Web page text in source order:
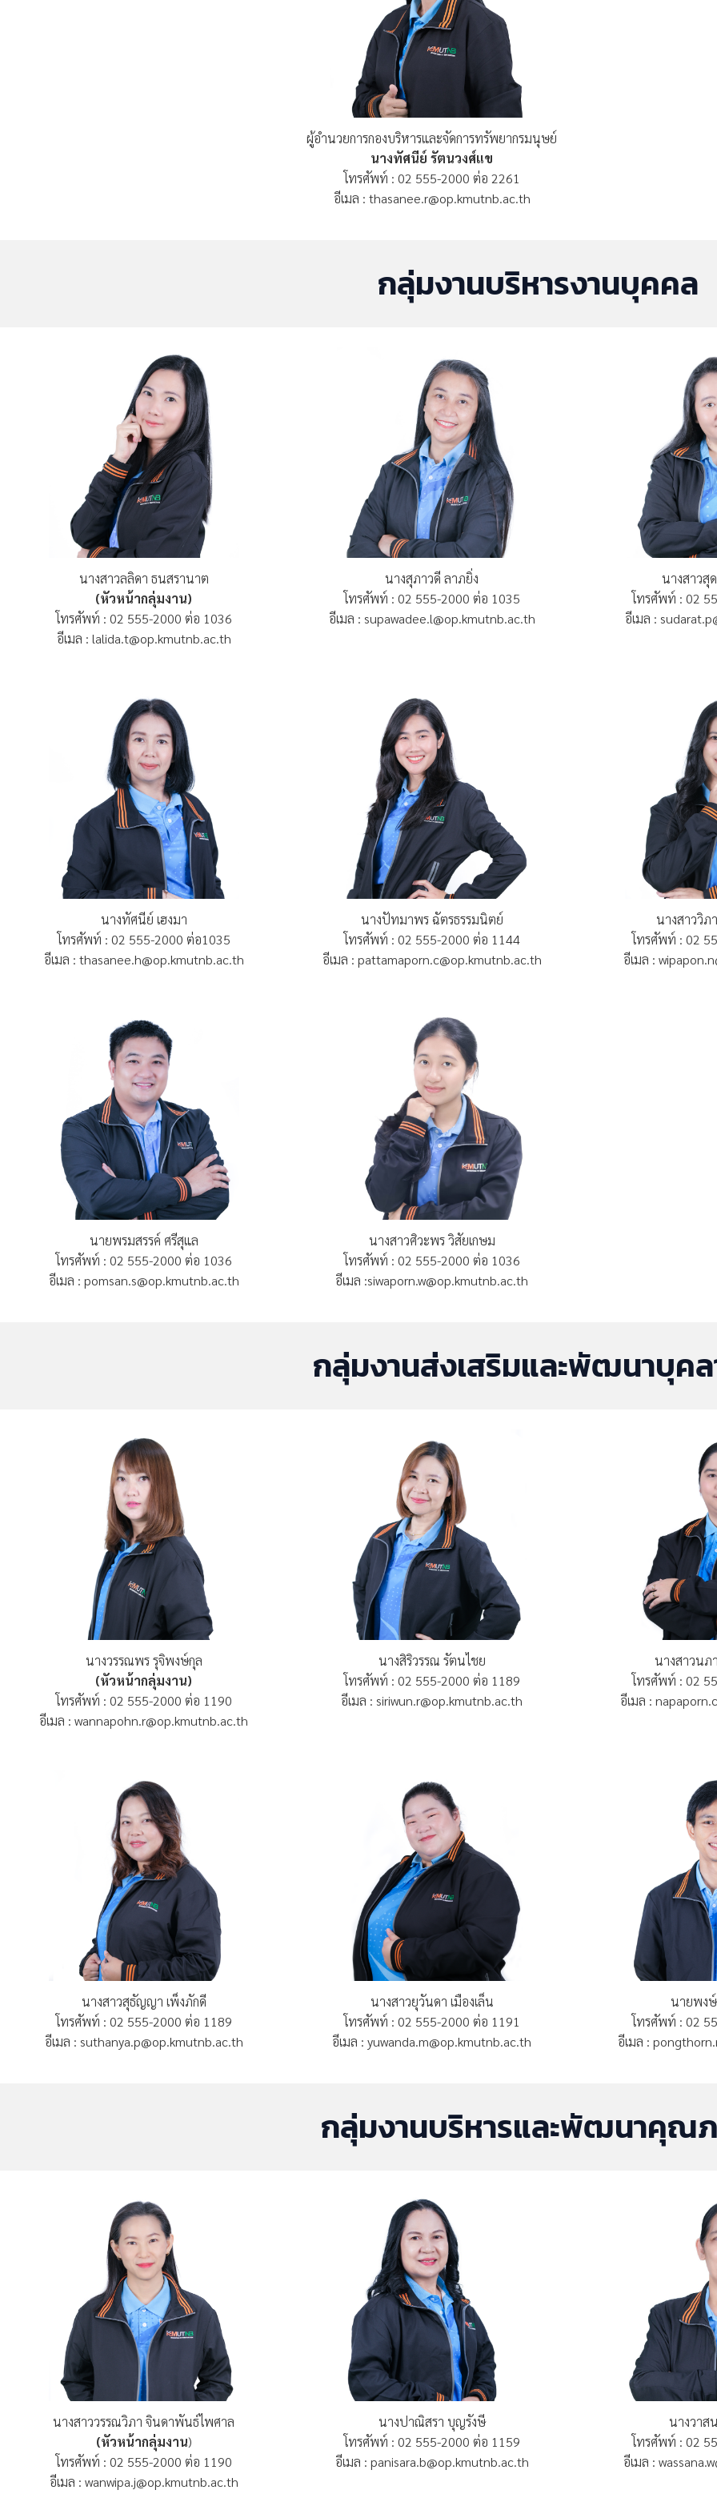
ผู้อำนวยการกองบริหารและจัดการทรัพยากรมนุษย์
นางทัศนีย์ รัตนวงศ์แข
โทรศัพท์ : 02 555-2000 ต่อ 2261
อีเมล : thasanee.r@op.kmutnb.ac.th
กลุ่มงานบริหารงานบุคคล
นางสาวลลิดา ธนสรานาต
(หัวหน้ากลุ่มงาน)
โทรศัพท์ : 02 555-2000 ต่อ 1036
อีเมล : lalida.t@op.kmutnb.ac.th
นางสุภาวดี ลาภยิ่ง
โทรศัพท์ : 02 555-2000 ต่อ 1035
อีเมล : supawadee.l@op.kmutnb.ac.th
นางสาวสุ
โทรศัพท์ : 02
อีเมล :
นางทัศนีย์ เฮงมา
โทรศัพท์ : 02 555-2000 ต่อ1035
อีเมล : thasanee.h@op.kmutnb.ac.th
นางปัทมาพร ฉัตรธรรมนิตย์
โทรศัพท์ : 02 555-2000 ต่อ 1144
อีเมล : pattamaporn.c@op.kmutnb.ac.th
นางสาววิ
โทรศัพท์ : 02
อีเมล :
นายพรมสรรค์ ศรีสุแล
โทรศัพท์ : 02 555-2000 ต่อ 1036
อีเมล : pomsan.s@op.kmutnb.ac.th
นางสาวศิวะพร วิสัยเกษม
โทรศัพท์ : 02 555-2000 ต่อ 1036
อีเมล :siwaporn.w@op.kmutnb.ac.th
กลุ่มงานส่งเสริมและพัฒนาบุค
นางวรรณพร รุจิพงษ์กุล
(หัวหน้ากลุ่มงาน)
โทรศัพท์ : 02 555-2000 ต่อ 1190
อีเมล : wannapohn.r@op.kmutnb.ac.th
นางสิริวรรณ รัตนไชย
โทรศัพท์ : 02 555-2000 ต่อ 1189
อีเมล : siriwun.r@op.kmutnb.ac.th
นางสาวนภ
โทรศัพท์ : 02
อีเมล :
นางสาวสุธัญญา เพ็งภักดี
โทรศัพท์ : 02 555-2000 ต่อ 1189
อีเมล : suthanya.p@op.kmutnb.ac.th
นางสาวยุวันดา เมืองเล็น
โทรศัพท์ : 02 555-2000 ต่อ 1191
อีเมล : yuwanda.m@op.kmutnb.ac.th
นายพงษ์
โทรศัพท์ : 02
อีเมล :
กลุ่มงานบริหารและพัฒนาคุณ
นางสาววรรณวิภา จินดาพันธ์ไพศาล
(หัวหน้ากลุ่มงาน)
โทรศัพท์ : 02 555-2000 ต่อ 1190
อีเมล : wanwipa.j@op.kmutnb.ac.th
นางปาณิสรา บุญรังษี
โทรศัพท์ : 02 555-2000 ต่อ 1159
อีเมล : panisara.b@op.kmutnb.ac.th
นางวาส
โทรศัพท์ : 02
อีเมล :